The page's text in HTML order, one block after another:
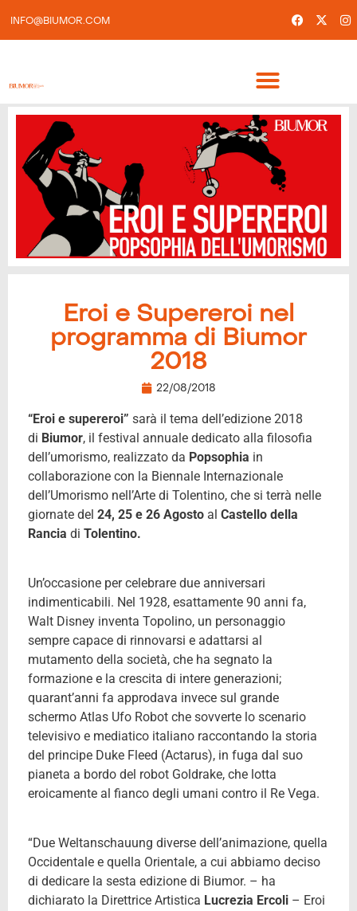
INFO@BIUMOR.COM
Eroi e Supereroi nel
programma di Biumor
2018
22/08/2018
“Eroi e supereroi” sarà il tema dell’edizione 2018
di Biumor, il festival annuale dedicato alla filosofia
dell’umorismo, realizzato da Popsophia in
collaborazione con la Biennale Internazionale
dell’Umorismo nell’Arte di Tolentino, che si terrà nelle
giornate del 24, 25 e 26 Agosto al Castello della
Rancia di Tolentino.
Un’occasione per celebrare due anniversari
indimenticabili. Nel 1928, esattamente 90 anni fa,
Walt Disney inventa Topolino, un personaggio
sempre capace di rinnovarsi e adattarsi al
mutamento della società, che ha segnato la
formazione e la crescita di intere generazioni;
quarant’anni fa approdava invece sul grande
schermo Atlas Ufo Robot che sovverte lo scenario
televisivo e mediatico italiano raccontando la storia
del principe Duke Fleed (Actarus), in fuga dal suo
pianeta a bordo del robot Goldrake, che lotta
eroicamente al fianco degli umani contro il Re Vega.
“Due Weltanschauung diverse dell’animazione, quella
Occidentale e quella Orientale, a cui abbiamo deciso
di dedicare la sesta edizione di Biumor. – ha
dichiarato la Direttrice Artistica Lucrezia Ercoli – Eroi